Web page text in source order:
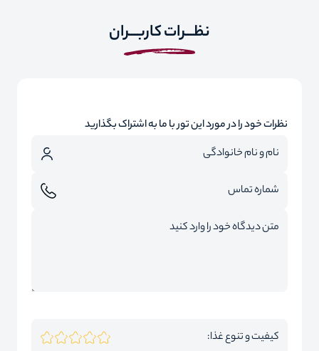
نظـــرات کاربـــران
نظرات خود را در مورد این تور با ما به اشتراک بگذارید
کیفیت و تنوع غذا: